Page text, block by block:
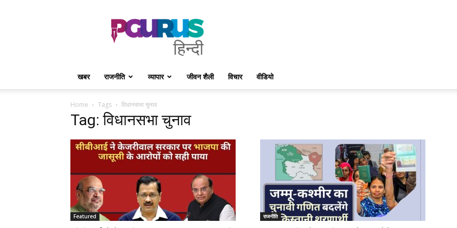
PGurus
Hindi
खबर राजनीति व्यापार जीवन शैली विचार वीडियो
Home Tags विधानसभा चुनाव
Tag: विधानसभा चुनाव
Featured राजनीति